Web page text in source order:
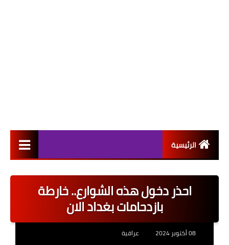
الرئيسية
اخبار القطاع العام
اخبار القطاع الخاص
احذر دخول هذه الشوارع.. خارطة
بازدحامات بغداد الان
08 أكتوبر 2024
عراقية